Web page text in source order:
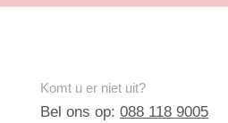
Komt u er niet uit?
Bel ons op: 088 118 9005